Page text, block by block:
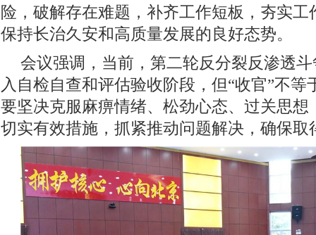
险，破解存在难题，补齐工作短板，夯实
保持长治久安和高质量发展的良好态势。
会议强调，当前，第二轮反分裂反渗透
入自检自查和评估验收阶段，但“收官”不等
要坚决克服麻痹情绪、松劲心态、过关思想
切实有效措施，抓紧推动问题解决，确保取